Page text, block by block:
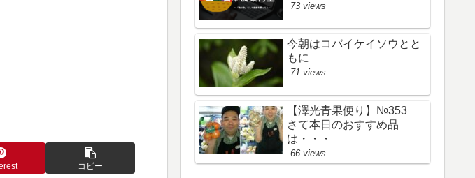
コピー
73 views
今朝はコバイケイソウとと
もに
71 views
【澤光青果便り】№353
さて本日のおすすめ品
は・・・
66 views